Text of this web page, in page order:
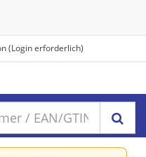
(Login erforderlich)